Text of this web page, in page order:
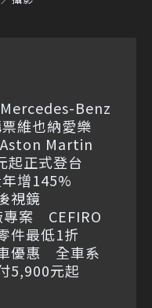
Benz
維也納愛樂
Martin
起正式登台
年增145%
視鏡
專案 CEFIRO
件最低1折
優惠 全車系
5,900元起